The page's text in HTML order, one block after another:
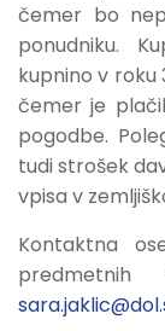
čemer bo
ponudniku.
kupnino v
čemer je
pogodbe.
tudi strošek
vpisa v
Kontaktna